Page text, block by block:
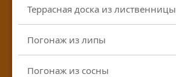
Террасная доска из лиственницы
Погонаж из липы
Погонаж из сосны